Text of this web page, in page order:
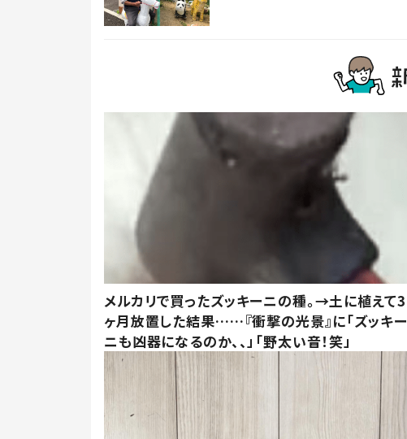
メルカリで買ったズッキーニの種。→土に植えて3
ヶ月放置した結果……『衝撃の光景』に「ズッキー
ニも凶器になるのか、、」「野太い音！笑」